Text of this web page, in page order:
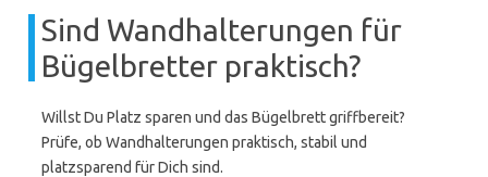
Sind Wandhalterungen für
Bügelbretter praktisch?
Willst Du Platz sparen und das Bügelbrett griffbereit?
Prüfe, ob Wandhalterungen praktisch, stabil und
platzsparend für Dich sind.